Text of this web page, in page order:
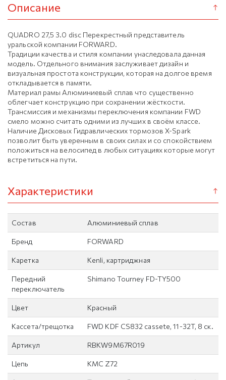
Описание
QUADRO 27,5 3.0 disc Перекрестный представитель
уральской компании FORWARD.
Традиции качества и стиля компании унаследовала данная
модель. Отдельного внимания заслуживает дизайн и
визуальная простота конструкции, которая на долгое время
откладывается в памяти.
Материал рамы Алюминиевый сплав что существенно
облегчает конструкцию при сохранении жёсткости.
Трансмиссия и механизмы переключения компании FWD
смело можно считать одними из лучших в своём классе.
Наличие Дисковых Гидравлических тормозов X-Spark
позволит быть уверенным в своих силах и со спокойствием
положиться на велосипед в любых ситуациях которые могут
встретиться на пути.
Характеристики
Состав Алюминиевый сплав
Бренд FORWARD
Каретка Kenli, картриджная
Передний
переключатель
Shimano Tourney FD-TY500
Цвет Красный
Кассета/трещотка FWD KDF CS832 cassete, 11-32T, 8 ск.
Артикул RBKW9M67R019
Цепь KMC Z72